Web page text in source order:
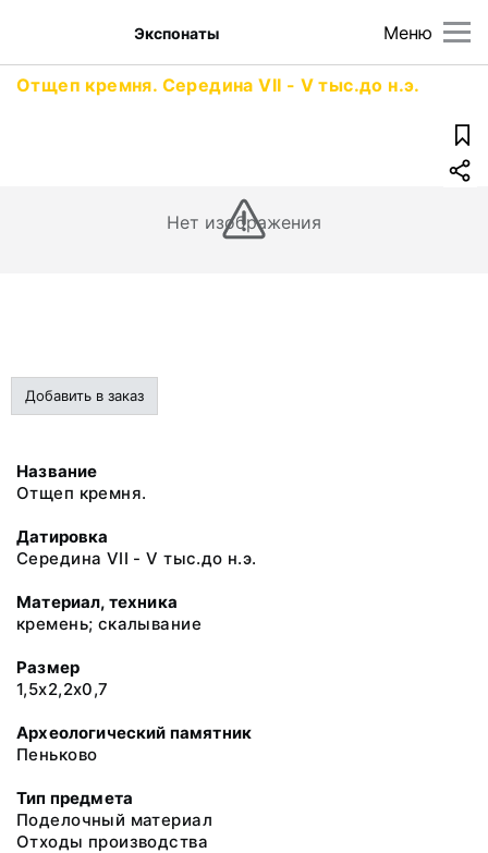
Меню
Экспонаты
Отщеп кремня. Середина VII - V тыс.до н.э.
Нет изображения
Добавить в заказ
Название
Отщеп кремня.
Датировка
Середина VII - V тыс.до н.э.
Материал, техника
кремень; скалывание
Размер
1,5х2,2х0,7
Археологический памятник
Пеньково
Тип предмета
Поделочный материал
Отходы производства